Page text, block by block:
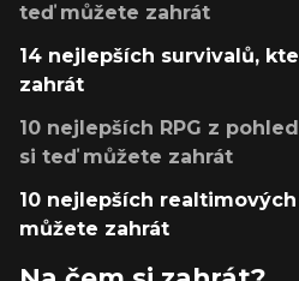
teď můžete zahrát
14 nejlepších survivalů,
zahrát
10 nejlepších RPG z
si teď můžete zahrát
10 nejlepších
můžete zahrát